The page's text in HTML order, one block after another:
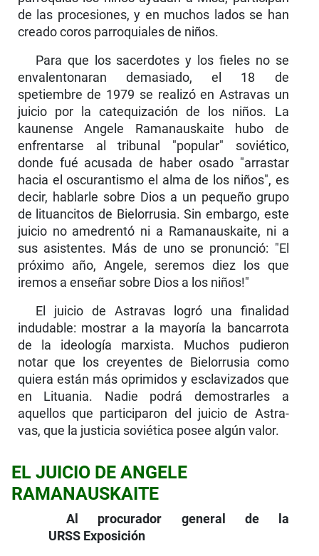
de las procesi­ones, y en muchos lados se han
creado coros parroquiales de niños.
Para que los sacerdotes y los fieles no se
envalen­tonaran demasiado, el 18 de
spetiembre de 1979 se realizó en Astravas un
juicio por la catequización de los niños. La
kaunense Angele Ramanauskaite hubo de
enfrentarse al tribunal "popular" soviético,
donde fué acusada de haber osado "arrastar
hacia el oscurantismo el alma de los niños", es
decir, hablarle sobre Dios a un pequeño grupo
de lituancitos de Bielorrusia. Sin embargo, este
juicio no amedrentó ni a Ramanauskaite, ni a
sus asistentes. Más de uno se pronunció: "El
próximo año, Angele, seremos diez los que
iremos a enseñar sobre Dios a los niños!"
El juicio de Astravas logró una finalidad
induda­ble: mostrar a la mayoría la bancarrota
de la ideología marxista. Muchos pudieron
notar que los creyentes de Bielorrusia como
quiera están más oprimidos y esclavizados que
en Lituania. Nadie podrá demostra­rles a
aquellos que participaron del juicio de Astra­
vas, que la justicia soviética posee algún valor.
EL JUICIO DE ANGELE
RAMANAUSKAITE
Al procurador general de la
URSS Exposición